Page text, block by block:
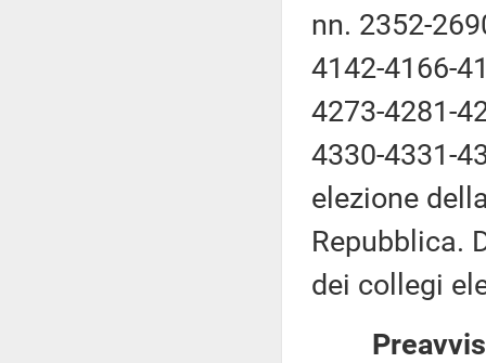
nn. 2352-
4142-4166-
4273-4281-
4330-4331-
elezione
Repubblica.
dei collegi